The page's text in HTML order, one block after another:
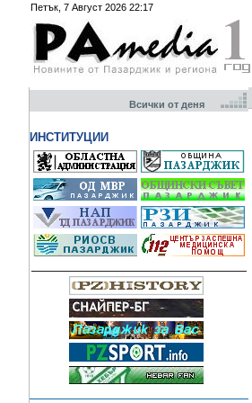
Петък, 7 Август 2026 22:17
Всички от деня
ИНСТИТУЦИИ